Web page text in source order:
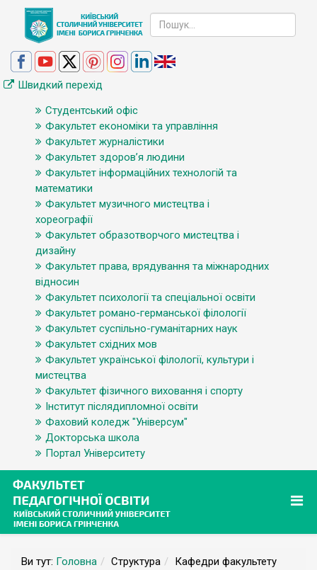
Швидкий перехід
Студентський офіс
Факультет економіки та управління
Факультет журналістики
Факультет здоров’я людини
Факультет інформаційних технологій та
математики
Факультет музичного мистецтва і
хореографії
Факультет образотворчого мистецтва і
дизайну
Факультет права, врядування та міжнародних
відносин
Факультет психології та спеціальної освіти
Факультет романо-германської філології
Факультет суспільно-гуманітарних наук
Факультет східних мов
Факультет української філології, культури і
мистецтва
Факультет фізичного виховання і спорту
Інститут післядипломної освіти
Фаховий коледж "Універсум"
Докторська школа
Портал Університету
Ви тут: Головна Структура
Кафедри факультету